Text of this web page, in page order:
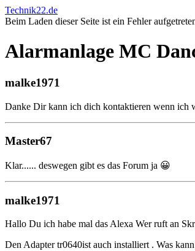
Technik22.de
Beim Laden dieser Seite ist ein Fehler
Alarmanlage MC
malke1971
Danke Dir kann ich dich kontaktieren wenn ich
Master67
Klar...... deswegen gibt es das Forum ja 😀
malke1971
Hallo Du ich habe mal das Alexa Wer ruft an
Den Adapter tr0640ist auch installiert . Was